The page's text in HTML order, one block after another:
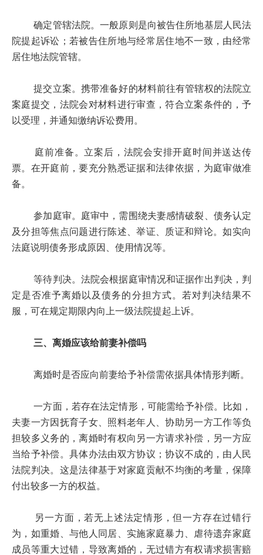
确定管辖法院。一般原则是向被告住所地基层人民法
院提起诉讼；若被告住所地与经常居住地不一致，由经常
居住地法院管辖。
提交立案。携带准备好的材料前往有管辖权的法院立
案庭提交，法院会对材料进行审查，符合立案条件的，予
以受理，并通知缴纳诉讼费用。
庭前准备。立案后，法院会安排开庭时间并送达传
票。在开庭前，要充分熟悉证据和法律依据，为庭审做准
备。
参加庭审。庭审中，需围绕夫妻感情破裂、债务认定
及分担等焦点问题进行陈述、举证、质证和辩论。如实向
法庭说明债务形成原因、使用情况等。
等待判决。法院会根据庭审情况和证据作出判决，判
定是否准予离婚以及债务的分担方式。若对判决结果不
服，可在规定期限内向上一级法院提起上诉。
三、离婚应该给前妻补偿吗
离婚时是否应向前妻给予补偿需依据具体情形判断。
一方面，若存在法定情形，可能需给予补偿。比如，
夫妻一方因抚育子女、照料老年人、协助另一方工作等负
担较多义务的，离婚时有权向另一方请求补偿，另一方应
当给予补偿。具体办法由双方协议；协议不成的，由人民
法院判决。这是法律基于对家庭贡献不均衡的考量，保障
付出较多一方的权益。
另一方面，若无上述法定情形，但一方存在过错行
为，如重婚、与他人同居、实施家庭暴力、虐待遗弃家庭
成员等重大过错，导致离婚的，无过错方有权请求损害赔